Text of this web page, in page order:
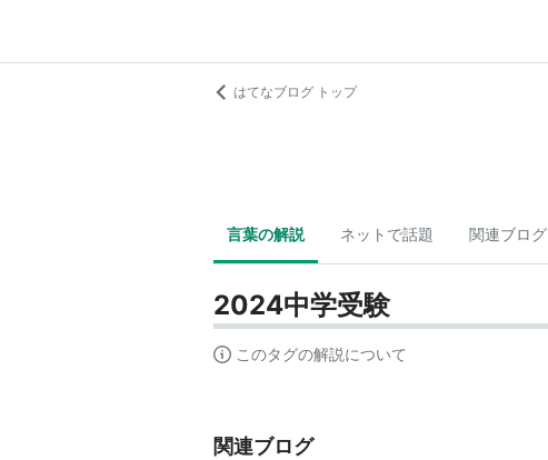
はてなブログ トップ
言葉の解説 ネットで話題 関連ブログ
2024中学受験
このタグの解説について
関連ブログ